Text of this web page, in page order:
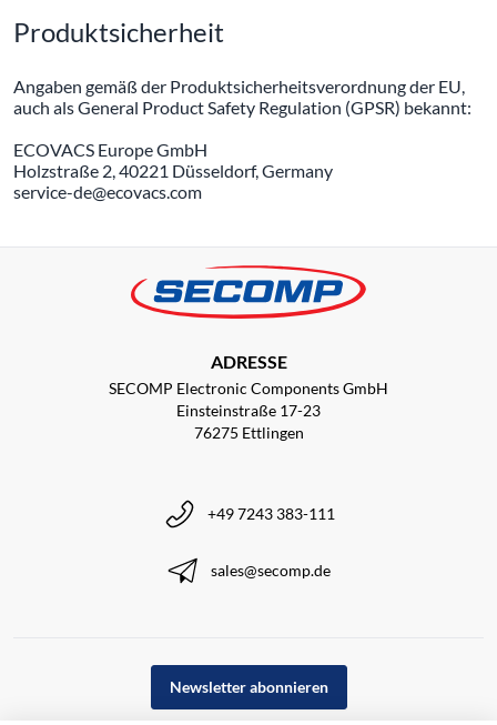
Produktsicherheit
Angaben gemäß der Produktsicherheitsverordnung der EU,
auch als General Product Safety Regulation (GPSR) bekannt:
ECOVACS Europe GmbH
Holzstraße 2, 40221 Düsseldorf, Germany
service-de@ecovacs.com
ADRESSE
SECOMP Electronic Components GmbH
Einsteinstraße 17-23
76275 Ettlingen
+49 7243 383-111
sales@secomp.de
Newsletter abonnieren